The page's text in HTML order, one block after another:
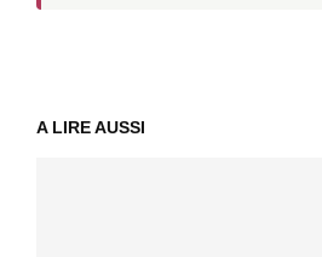
A LIRE AUSSI